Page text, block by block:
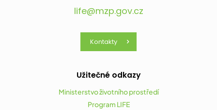
life@mzp.gov.cz
Kontakty
Užitečné odkazy
Ministerstvo životního prostředí
Program LIFE